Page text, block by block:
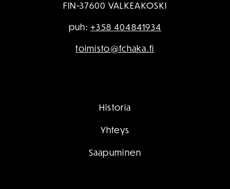
FIN-37600 VALKEAKOSKI
puh:+358 404841934
toimisto@fchaka.fi
Historia
Yhteys
Saapuminen